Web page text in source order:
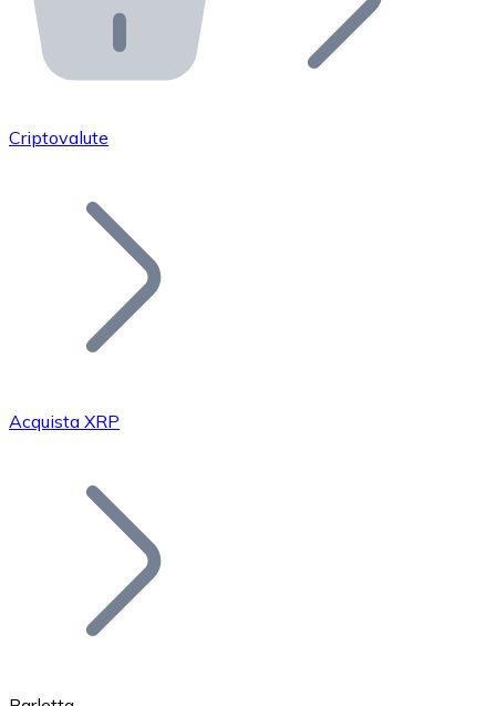
API Bitnovo
Integra la nostra API nel tuo ecosistema.
Unisciti alla nostra rete di rivenditori e
Aggiungi il token del tuo progetto al nostro servizio di
Bitcoin
Criptovalute
Acquista XRP